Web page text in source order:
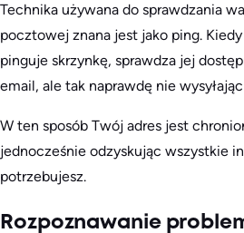
Technika używana do sprawdzania
pocztowej znana jest jako ping.
pinguje skrzynkę, sprawdza jej
email, ale tak naprawdę nie
W ten sposób Twój adres jest
jednocześnie odzyskując wszystkie
potrzebujesz.
Rozpoznawanie